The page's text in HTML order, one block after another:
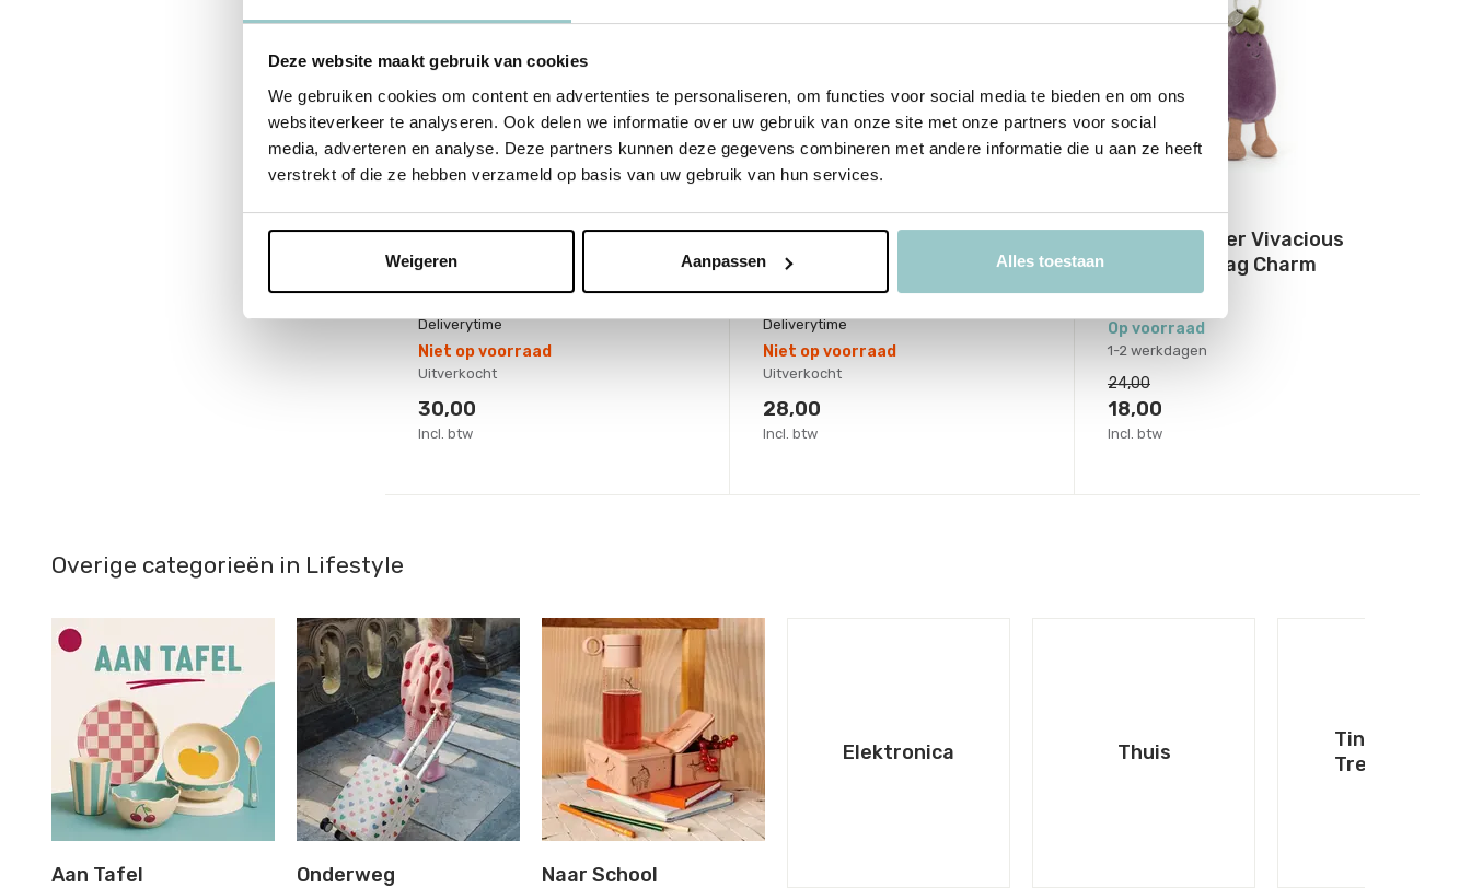
Deze website maakt gebruik van cookies
We gebruiken cookies om content en advertenties te personaliseren, om functies voor social media te bieden en om ons
websiteverkeer te analyseren. Ook delen we informatie over uw gebruik van onze site met onze partners voor social
media, adverteren en analyse. Deze partners kunnen deze gegevens combineren met andere informatie die u aan ze heeft
verstrekt of die ze hebben verzameld op basis van uw gebruik van hun services.
Weigeren Aanpassen Alles toestaan
Sleutelhanger Clyde
Capybara Bag Charm
Deliverytime
Niet op voorraad
Uitverkocht
30,00
Incl. btw
Sleutelhanger Amuseables
Storm Cloud Bag Charm
Deliverytime
Niet op voorraad
Uitverkocht
28,00
Incl. btw
Jellycat
Sleutelhanger Vivacious
Aubergine Bag Charm
Op voorraad
1-2 werkdagen
24,00
18,00
Incl. btw
Overige categorieën in Lifestyle
Aan Tafel Onderweg Naar School
Elektronica Thuis
Tiny
Treasures